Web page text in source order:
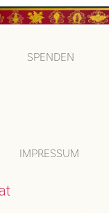
SPENDEN
IMPRESSUM